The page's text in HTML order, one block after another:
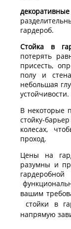
гардероб.
Стойка в
потерять
присесть,
полу и
небольшая
устойчивости.
В некоторые
стойку-
колесах,
проход.
Цены на
разумны и
вашим
стойки в
напрямую